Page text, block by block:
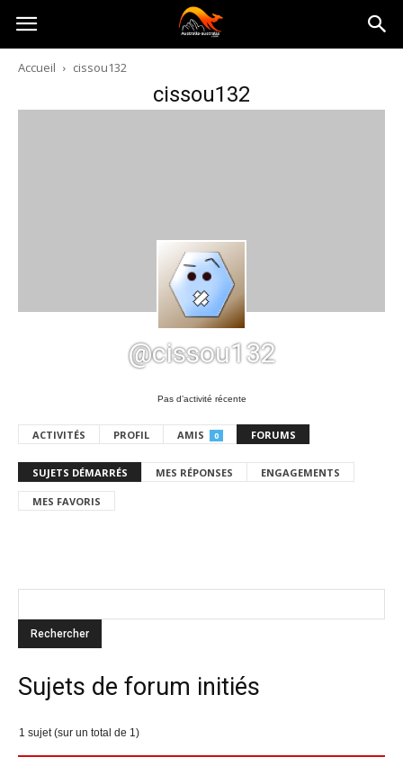
Australia-
australie.com
Accueil cissou132
cissou132
@cissou132
Pas d’activité récente
ACTIVITÉS PROFIL AMIS 0 FORUMS
SUJETS DÉMARRÉS MES RÉPONSES ENGAGEMENTS
MES FAVORIS
Sujets de forum initiés
1 sujet (sur un total de 1)